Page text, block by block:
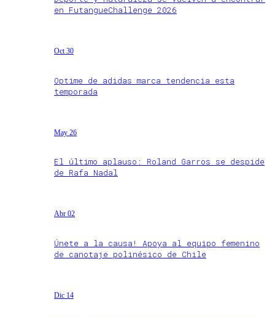
en FutangueChallenge 2026
Oct 30
Optime de adidas marca tendencia esta
temporada
May 26
El último aplauso: Roland Garros se despide
de Rafa Nadal
Abr 02
Únete a la causa! Apoya al equipo femenino
de canotaje polinésico de Chile
Dic 14